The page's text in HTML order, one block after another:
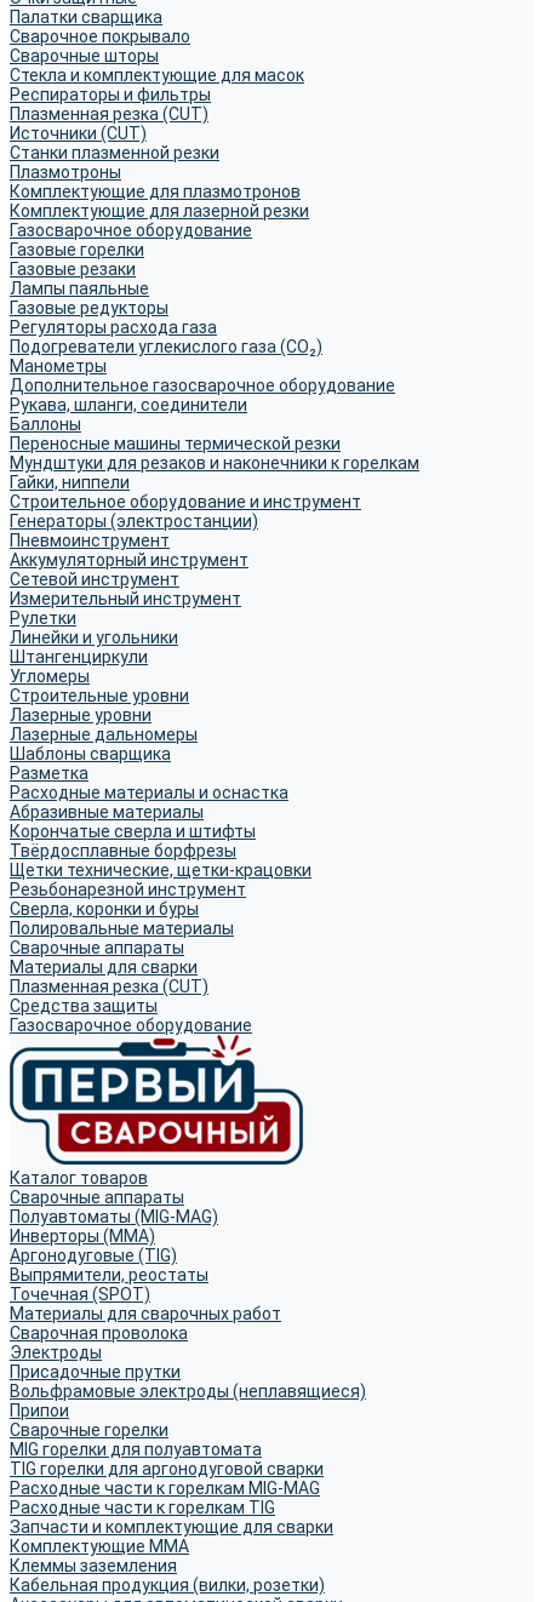
Палатки сварщика
Сварочное покрывало
Сварочные шторы
Стекла и комплектующие для масок
Респираторы и фильтры
Плазменная резка (CUT)
Источники (CUT)
Станки плазменной резки
Плазмотроны
Комплектующие для плазмотронов
Комплектующие для лазерной резки
Газосварочное оборудование
Газовые горелки
Газовые резаки
Лампы паяльные
Газовые редукторы
Регуляторы расхода газа
Подогреватели углекислого газа (CO₂)
Манометры
Дополнительное газосварочное оборудование
Рукава, шланги, соединители
Баллоны
Переносные машины термической резки
Мундштуки для резаков и наконечники к горелкам
Гайки, ниппели
Строительное оборудование и инструмент
Генераторы (электростанции)
Пневмоинструмент
Аккумуляторный инструмент
Сетевой инструмент
Измерительный инструмент
Рулетки
Линейки и угольники
Штангенциркули
Угломеры
Строительные уровни
Лазерные уровни
Лазерные дальномеры
Шаблоны сварщика
Разметка
Расходные материалы и оснастка
Абразивные материалы
Корончатые сверла и штифты
Твёрдосплавные борфрезы
Щетки технические, щетки-крацовки
Резьбонарезной инструмент
Сверла, коронки и буры
Полировальные материалы
Сварочные аппараты
Материалы для сварки
Плазменная резка (CUT)
Средства защиты
Газосварочное оборудование
Каталог товаров
Сварочные аппараты
Полуавтоматы (MIG-MAG)
Инверторы (MMA)
Аргонодуговые (TIG)
Выпрямители, реостаты
Точечная (SPOT)
Материалы для сварочных работ
Сварочная проволока
Электроды
Присадочные прутки
Вольфрамовые электроды (неплавящиеся)
Припои
Сварочные горелки
MIG горелки для полуавтомата
TIG горелки для аргонодуговой сварки
Расходные части к горелкам MIG-MAG
Расходные части к горелкам TIG
Запчасти и комплектующие для сварки
Комплектующие ММА
Клеммы заземления
Кабельная продукция (вилки, розетки)